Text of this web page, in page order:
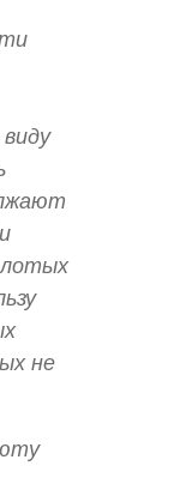
не